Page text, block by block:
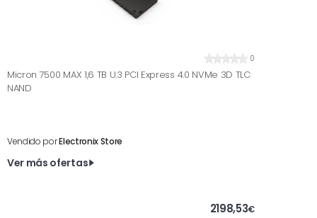
0
Micron 7500 MAX 1,6 TB U.3 PCI Express 4.0 NVMe 3D TLC
NAND
Vendido porElectronix Store
Ver más ofertas
2198,53€